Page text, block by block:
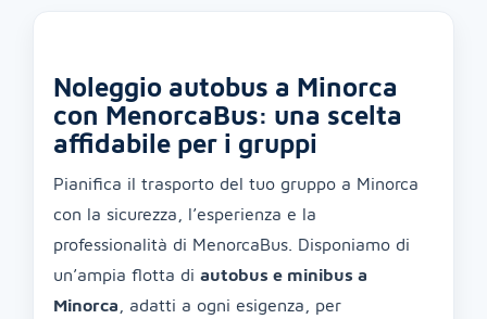
Noleggio autobus a Minorca
con MenorcaBus: una scelta
affidabile per i gruppi
Pianifica il trasporto del tuo gruppo a Minorca
con la sicurezza, l’esperienza e la
professionalità di MenorcaBus. Disponiamo di
un’ampia flotta di autobus e minibus a
Minorca , adatti a ogni esigenza, per